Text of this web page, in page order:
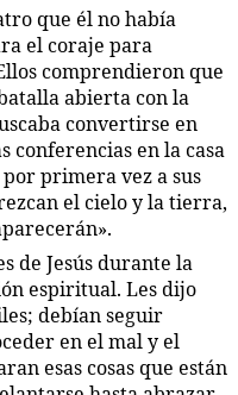
que él no había
el coraje para
comprendieron que
abierta con la
convertirse en
conferencias en la casa
primera vez a sus
el cielo y la tierra,
de Jesús durante la
espiritual. Les dijo
debían seguir
en el mal y el
esas cosas que están